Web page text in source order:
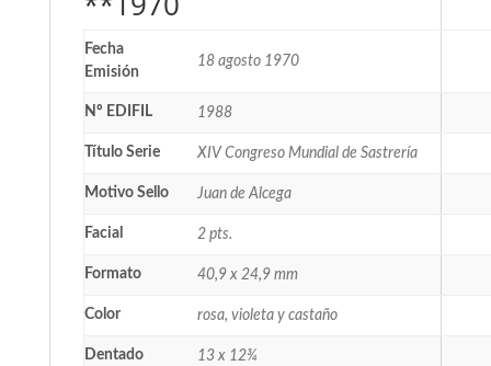
Fecha
Emisión
18 agosto 1970
Nº EDIFIL 1988
Título Serie XIV Congreso Mundial de Sastrería
Motivo Sello Juan de Alcega
Facial 2 pts.
Formato 40,9 x 24,9 mm
Color rosa, violeta y castaño
Dentado 13 x 12¾